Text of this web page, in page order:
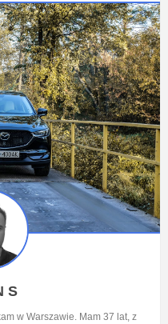
S
w Warszawie. Mam 37 lat, z